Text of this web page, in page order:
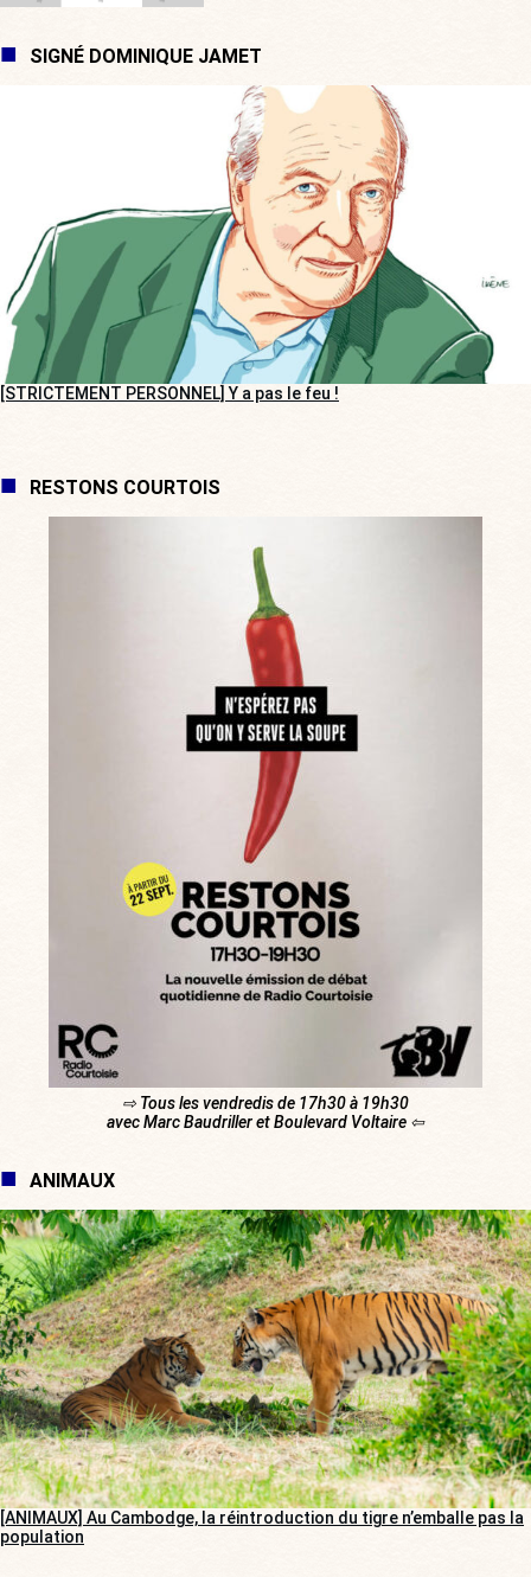
SIGNÉ DOMINIQUE JAMET
[STRICTEMENT PERSONNEL] Y a pas le feu !
RESTONS COURTOIS
⇨ Tous les vendredis de 17h30 à 19h30
avec Marc Baudriller et Boulevard Voltaire ⇦
ANIMAUX
[ANIMAUX] Au Cambodge, la réintroduction du tigre n’emballe pas la
population